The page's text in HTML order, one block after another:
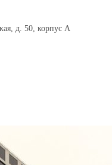
д. 50, корпус А